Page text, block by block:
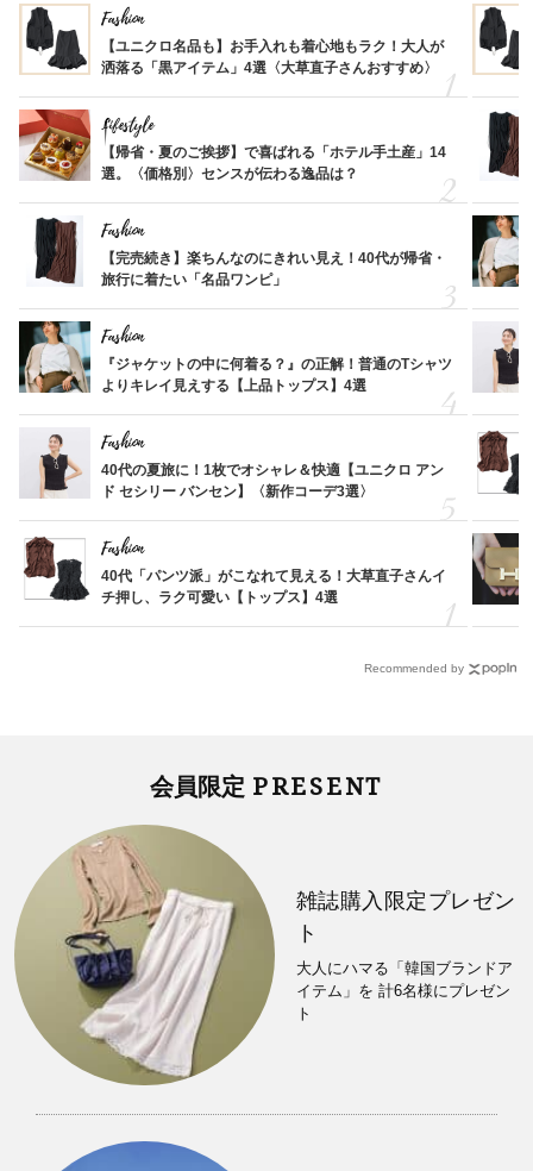
Fashion
【ユニクロ名品も】お手入れも着心地もラク！大人が
洒落る「黒アイテム」4選〈大草直子さんおすすめ〉
Lifestyle
【帰省・夏のご挨拶】で喜ばれる「ホテル手土産」14
選。〈価格別〉センスが伝わる逸品は？
Fashion
【完売続き】楽ちんなのにきれい見え！40代が帰省・
旅行に着たい「名品ワンピ」
Fashion
『ジャケットの中に何着る？』の正解！普通のTシャツ
よりキレイ見えする【上品トップス】4選
Fashion
40代の夏旅に！1枚でオシャレ＆快適【ユニクロ アン
ド セシリー バンセン】〈新作コーデ3選〉
Fashion
40代「パンツ派」がこなれて見える！大草直子さんイ
チ押し、ラク可愛い【トップス】4選
Recommended by
会員限定 PRESENT
雑誌購入限定プレゼン
ト
大人にハマる「韓国ブランドア
イテム」を 計6名様にプレゼン
ト